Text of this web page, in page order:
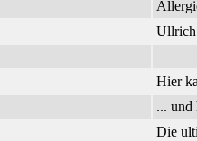
Ullrich
Hier
... und
Die